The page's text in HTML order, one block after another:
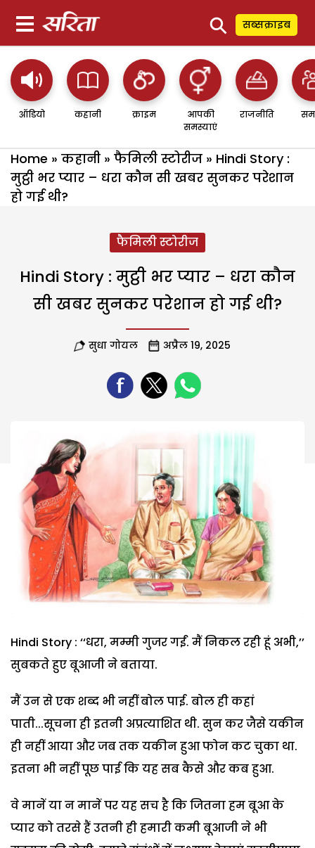
⚲ सब्सक्राइब
ऑडियो कहानी क्राइम
आपकी
समस्याएं
राजनीति
Home » कहानी » फैमिली स्टोरीज » Hindi Story :
मुट्ठी भर प्यार – धरा कौन सी खबर सुनकर परेशान
हो गई थी?
फैमिली स्टोरीज
Hindi Story : मुट्ठी भर प्यार – धरा कौन
सी खबर सुनकर परेशान हो गई थी?
सुधा गोयल अप्रैल 19, 2025
Hindi Story : ‘‘धरा, मम्मी गुजर गईं. मैं निकल रही हूं अभी,’’
सुबकते हुए बूआजी ने बताया.
मैं उन से एक शब्द भी नहीं बोल पाई. बोल ही कहां
पाती...सूचना ही इतनी अप्रत्याशित थी. सुन कर जैसे यकीन
ही नहीं आया और जब तक यकीन हुआ फोन कट चुका था.
इतना भी नहीं पूछ पाई कि यह सब कैसे और कब हुआ.
वे मानें या न मानें पर यह सच है कि जितना हम बूआ के
प्यार को तरसे हैं उतनी ही हमारी कमी बूआजी ने भी